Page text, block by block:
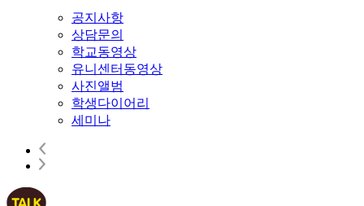
공지사항
상담문의
학교동영상
유니센터동영상
사진앨범
학생다이어리
세미나